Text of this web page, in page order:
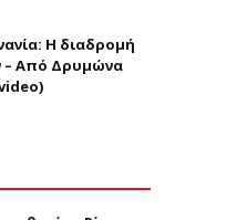
Η διαδρομή
– Από Δρυμώνα